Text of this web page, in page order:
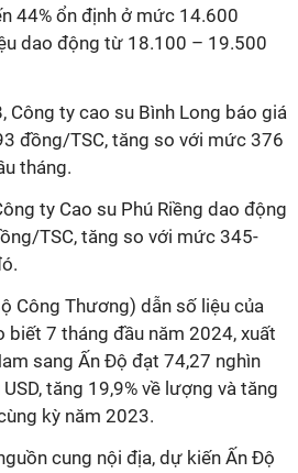
44% ổn định ở mức 14.600
dao động từ 18.100 – 19.500
Công ty cao su Bình Long báo giá
đồng/TSC, tăng so với mức 376
tháng.
ty Cao su Phú Riềng dao động
TSC, tăng so với mức 345-
Công Thương) dẫn số liệu của
biết 7 tháng đầu năm 2024, xuất
sang Ấn Độ đạt 74,27 nghìn
tăng 19,9% về lượng và tăng
kỳ năm 2023.
cung nội địa, dự kiến Ấn Độ